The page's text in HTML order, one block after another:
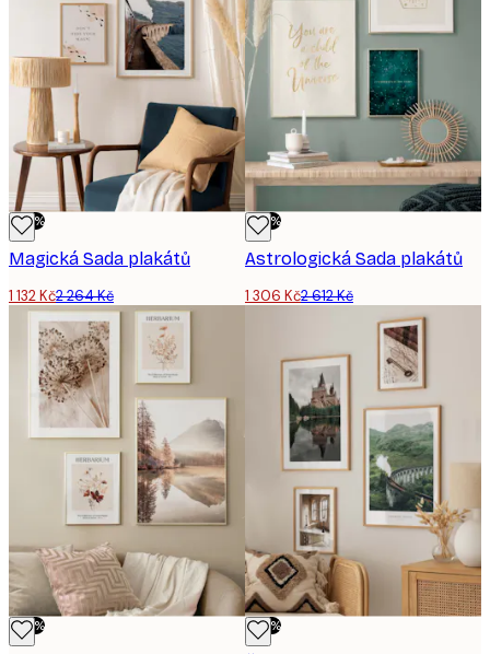
-50%
Magická Sada plakátů
1 132 Kč2 264 Kč
-50%
Astrologická Sada plakátů
1 306 Kč2 612 Kč
-50% -50%